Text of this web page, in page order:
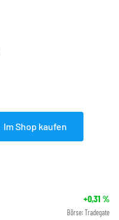
Im Shop kaufen
+0,31 %
Börse: Tradegate